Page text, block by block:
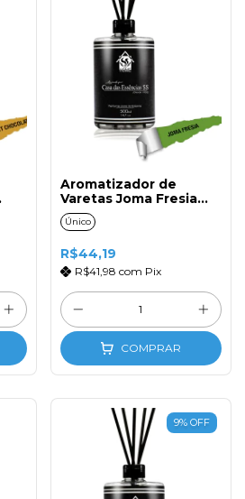
Aromatizador de
Varetas Joma Fresia
500ml com Tampa e
Varetas de Fibra
Único
R$44,19
R$41,98 com Pix
COMPRAR
9% OFF